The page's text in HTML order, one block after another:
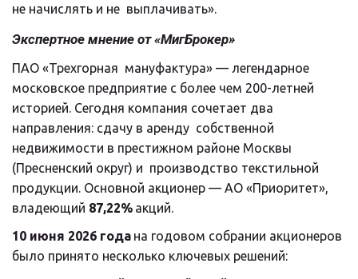
не начислять и не  выплачивать».
Экспертное мнение от «МигБрокер»
ПАО «Трехгорная  мануфактура» — легендарное
московское предприятие с более чем 200-летней
историей. Сегодня компания сочетает два
направления: сдачу в аренду  собственной
недвижимости в престижном районе Москвы
(Пресненский округ) и  производство текстильной
продукции. Основной акционер — АО «Приоритет»,
владеющий 87,22% акций.
10 июня 2026 года на годовом собрании акционеров
было принято несколько ключевых решений: